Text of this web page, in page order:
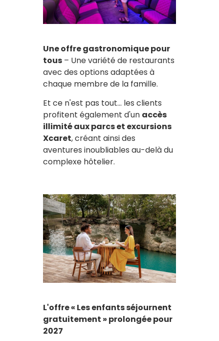
Une offre gastronomique pour
tous – Une variété de restaurants
avec des options adaptées à
chaque membre de la famille.
Et ce n'est pas tout... les clients
profitent également d'un accès
illimité aux parcs et excursions
Xcaret, créant ainsi des
aventures inoubliables au-delà du
complexe hôtelier.
L'offre « Les enfants séjournent
gratuitement » prolongée pour
2027